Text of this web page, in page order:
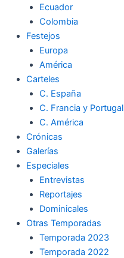
Ecuador
Colombia
Festejos
Europa
América
Carteles
C. España
C. Francia y Portugal
C. América
Crónicas
Galerías
Especiales
Entrevistas
Reportajes
Dominicales
Otras Temporadas
Temporada 2023
Temporada 2022